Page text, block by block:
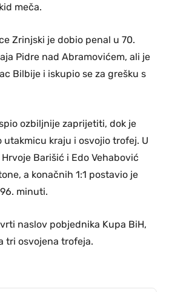
meča.
Zrinjski je dobio penal u 70.
Pidre nad Abramovićem, ali je
Bilbije i iskupio se za grešku s
ozbiljnije zaprijetiti, dok je
kraju i osvojio trofej. U
Barišić i Edo Vehabović
a konačnih 1:1 postavio je
minuti.
naslov pobjednika Kupa BiH,
tri osvojena trofeja.